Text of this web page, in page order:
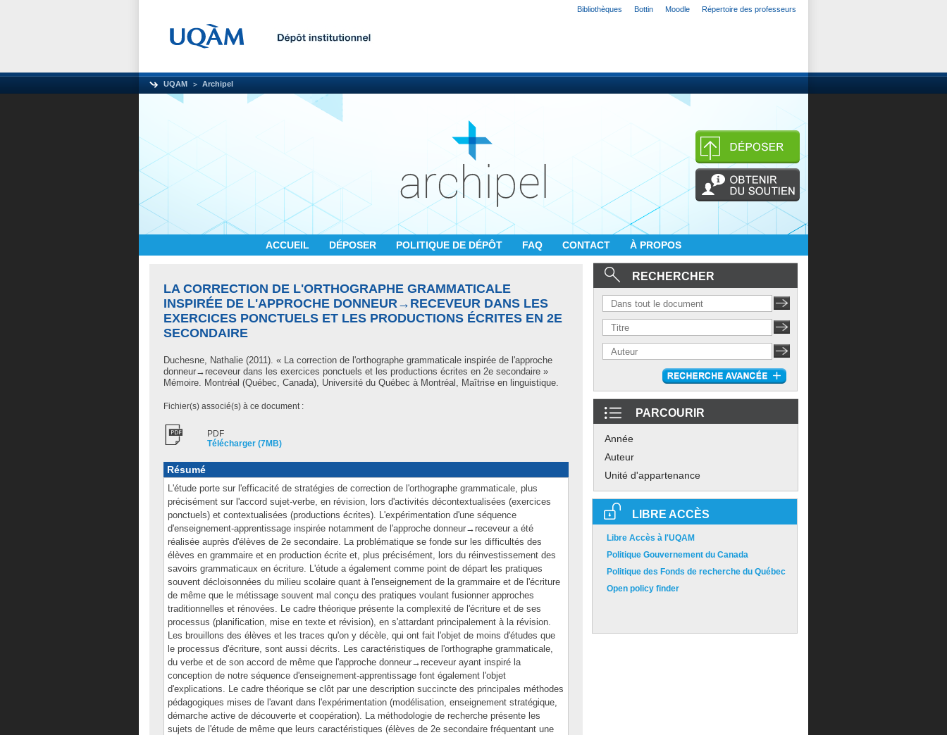
Bibliothèques Bottin Moodle Répertoire des professeurs
UQAM Archipel
ACCUEIL DÉPOSER POLITIQUE DE DÉPÔT FAQ CONTACT À PROPOS
LA CORRECTION DE L'ORTHOGRAPHE GRAMMATICALE
INSPIRÉE DE L'APPROCHE DONNEUR→RECEVEUR DANS LES
EXERCICES PONCTUELS ET LES PRODUCTIONS ÉCRITES EN 2E
SECONDAIRE
Duchesne, Nathalie (2011). « La correction de l'orthographe grammaticale inspirée de l'approche
donneur→receveur dans les exercices ponctuels et les productions écrites en 2e secondaire »
Mémoire. Montréal (Québec, Canada), Université du Québec à Montréal, Maîtrise en linguistique.
Fichier(s) associé(s) à ce document :
PDF
Télécharger (7MB)
Résumé
L'étude porte sur l'efficacité de stratégies de correction de l'orthographe grammaticale, plus
précisément sur l'accord sujet-verbe, en révision, lors d'activités décontextualisées (exercices
ponctuels) et contextualisées (productions écrites). L'expérimentation d'une séquence
d'enseignement-apprentissage inspirée notamment de l'approche donneur→receveur a été
réalisée auprès d'élèves de 2e secondaire. La problématique se fonde sur les difficultés des
élèves en grammaire et en production écrite et, plus précisément, lors du réinvestissement des
savoirs grammaticaux en écriture. L'étude a également comme point de départ les pratiques
souvent décloisonnées du milieu scolaire quant à l'enseignement de la grammaire et de l'écriture
de même que le métissage souvent mal conçu des pratiques voulant fusionner approches
traditionnelles et rénovées. Le cadre théorique présente la complexité de l'écriture et de ses
processus (planification, mise en texte et révision), en s'attardant principalement à la révision.
Les brouillons des élèves et les traces qu'on y décèle, qui ont fait l'objet de moins d'études que
le processus d'écriture, sont aussi décrits. Les caractéristiques de l'orthographe grammaticale,
du verbe et de son accord de même que l'approche donneur→receveur ayant inspiré la
conception de notre séquence d'enseignement-apprentissage font également l'objet
d'explications. Le cadre théorique se clôt par une description succincte des principales méthodes
pédagogiques mises de l'avant dans l'expérimentation (modélisation, enseignement stratégique,
démarche active de découverte et coopération). La méthodologie de recherche présente les
sujets de l'étude de même que leurs caractéristiques (élèves de 2e secondaire fréquentant une
RECHERCHER
PARCOURIR
Année
Auteur
Unité d'appartenance
LIBRE ACCÈS
Libre Accès à l'UQAM
Politique Gouvernement du Canada
Politique des Fonds de recherche du Québec
Open policy finder